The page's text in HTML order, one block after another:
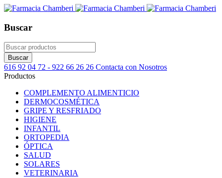
Buscar
616 92 04 72 - 922 66 26 26 Contacta con Nosotros
Productos
COMPLEMENTO ALIMENTICIO
DERMOCOSMÉTICA
GRIPE Y RESFRIADO
HIGIENE
INFANTIL
ORTOPEDIA
ÓPTICA
SALUD
SOLARES
VETERINARIA